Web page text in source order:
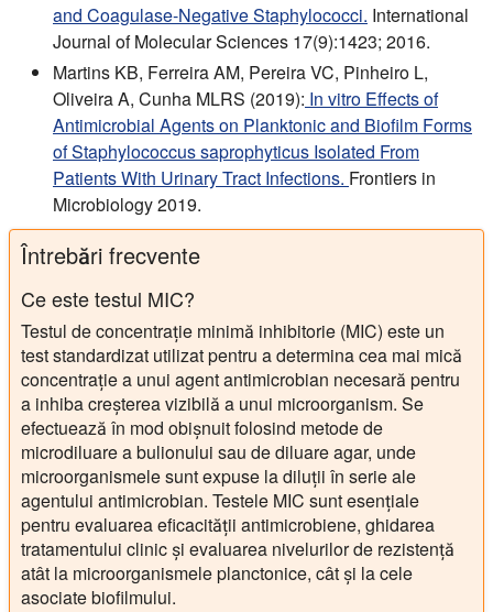
and Coagulase-Negative Staphylococci. International
Journal of Molecular Sciences 17(9):1423; 2016.
Martins KB, Ferreira AM, Pereira VC, Pinheiro L,
Oliveira A, Cunha MLRS (2019): In vitro Effects of
Antimicrobial Agents on Planktonic and Biofilm Forms
of Staphylococcus saprophyticus Isolated From
Patients With Urinary Tract Infections. Frontiers in
Microbiology 2019.
Întrebări frecvente
Ce este testul MIC?
Testul de concentrație minimă inhibitorie (MIC) este un
test standardizat utilizat pentru a determina cea mai mică
concentrație a unui agent antimicrobian necesară pentru
a inhiba creșterea vizibilă a unui microorganism. Se
efectuează în mod obișnuit folosind metode de
microdiluare a bulionului sau de diluare agar, unde
microorganismele sunt expuse la diluții în serie ale
agentului antimicrobian. Testele MIC sunt esențiale
pentru evaluarea eficacității antimicrobiene, ghidarea
tratamentului clinic și evaluarea nivelurilor de rezistență
atât la microorganismele planctonice, cât și la cele
asociate biofilmului.